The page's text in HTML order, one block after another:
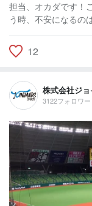
担当、オカダです！
う時、不安になるの
12
株式会社ジ
3122フォロワー